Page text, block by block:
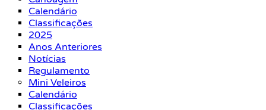
Calendário
Classificações
2025
Anos Anteriores
Notícias
Regulamento
Mini Veleiros
Calendário
Classificações